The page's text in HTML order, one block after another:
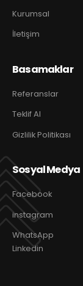
Kurumsal
İletişim
Basamaklar
Referanslar
Teklif Al
Gizlilik Politikası
Sosyal Medya
Facebook
instagram
WhatsApp
Linkedin